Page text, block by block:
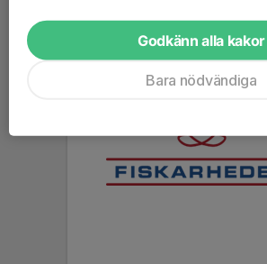
Godkänn alla kakor
Bara nödvändiga